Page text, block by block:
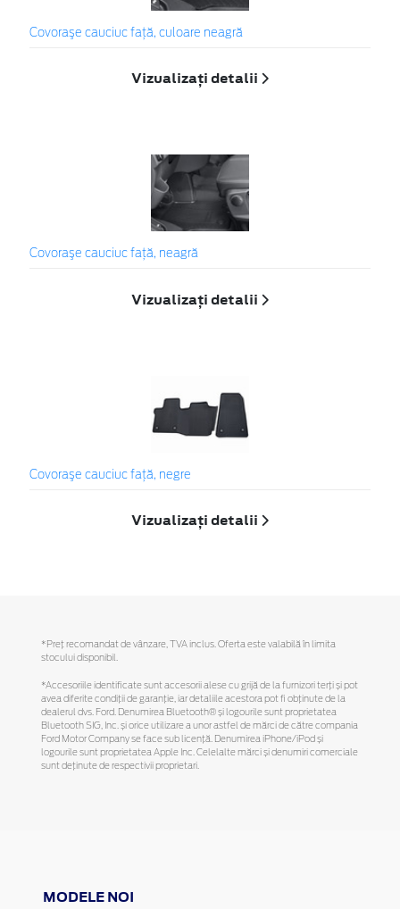
Covoraşe cauciuc faţă, culoare neagră
Vizualizați detalii
Covoraşe cauciuc faţă, neagră
Vizualizați detalii
Covoraşe cauciuc faţă, negre
Vizualizați detalii
*Preţ recomandat de vânzare, TVA inclus. Oferta este valabilă în limita
stocului disponibil.
*Accesoriile identificate sunt accesorii alese cu grijă de la furnizori terți și pot
avea diferite condiții de garanție, iar detaliile acestora pot fi obținute de la
dealerul dvs. Ford. Denumirea Bluetooth® și logourile sunt proprietatea
Bluetooth SIG, Inc. și orice utilizare a unor astfel de mărci de către compania
Ford Motor Company se face sub licență. Denumirea iPhone/iPod și
logourile sunt proprietatea Apple Inc. Celelalte mărci și denumiri comerciale
sunt deținute de respectivii proprietari.
MODELE NOI